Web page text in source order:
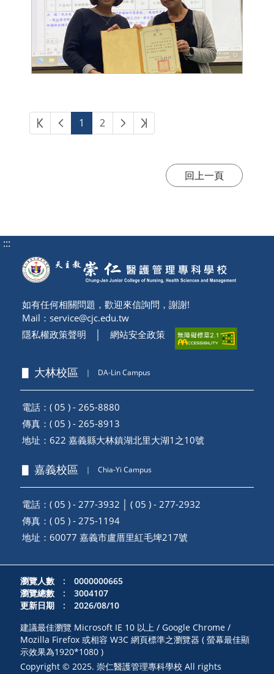
第一頁上一頁
1 2 下一頁最後頁
:::
如有任何相關問題，歡迎來信詢問，謝謝!
Mail： service@cjc.edu.tw
隱私權政策聲明
網站安全政策
▋ 大林校區 ｜ DA-Lin Campus
電話：( 05 ) - 265-8880
傳真：( 05 ) - 265-8913
地址： 622 嘉義縣大林鎮湖北里大湖1之10號
▋ 嘉義校區 ｜ Chia-Yi Campus
電話：( 05 ) - 277-3932 │ ( 05 ) - 277-2932
傳真：( 05 ) - 275-1194
地址： 60077 嘉義市盧厝里紅毛埤217號
瀏覽人數 : 0000000665
瀏覽總數 : 3004107
更新日期 : 2026/08/10
建議最佳瀏覽 Microsoft IE 10 以上 / Google Chrome /
Mozilla Firefox 或相容 W3C 網頁標準之瀏覽器 ( 螢幕最佳顯
示效果為1920*1080 )
Copyright © 2025. 崇仁醫護管理專科學校 All rights